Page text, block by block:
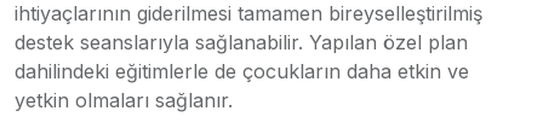
ihtiyaçlarının giderilmesi tamamen bireyselleştirilmiş
destek seanslarıyla sağlanabilir. Yapılan özel plan
dahilindeki eğitimlerle de çocukların daha etkin ve
yetkin olmaları sağlanır.